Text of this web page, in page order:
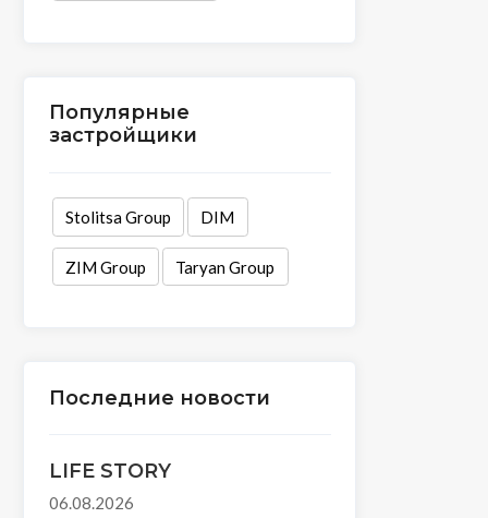
Популярные
застройщики
Stolitsa Group DIM
ZIM Group Taryan Group
Последние новости
LIFE STORY
06.08.2026